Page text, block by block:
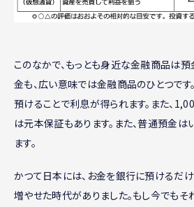
このなかで、もっとも身近な金融商品は預
金も、広い意味では金融商品のひとつです
預けることで利息が得られます。また、
は元本保証もあります。また、普通預金は
ます。
かつて日本には、お金を銀行に預けるだ
増やせた時代がありました。もし今でも